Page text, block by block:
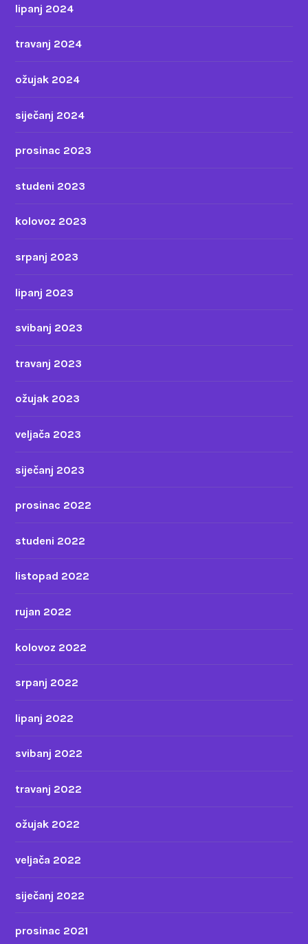
lipanj 2024
travanj 2024
ožujak 2024
siječanj 2024
prosinac 2023
studeni 2023
kolovoz 2023
srpanj 2023
lipanj 2023
svibanj 2023
travanj 2023
ožujak 2023
veljača 2023
siječanj 2023
prosinac 2022
studeni 2022
listopad 2022
rujan 2022
kolovoz 2022
srpanj 2022
lipanj 2022
svibanj 2022
travanj 2022
ožujak 2022
veljača 2022
siječanj 2022
prosinac 2021